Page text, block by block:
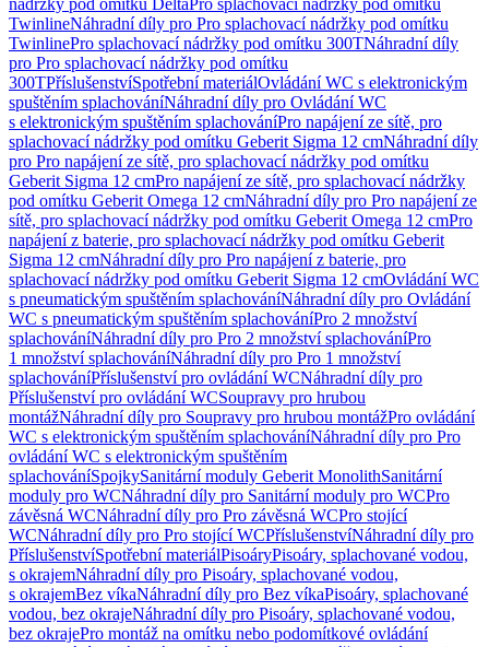
nádržky pod omítku DeltaPro splachovací nádržky pod omítku
TwinlineNáhradní díly pro Pro splachovací nádržky pod omítku
TwinlinePro splachovací nádržky pod omítku 300TNáhradní díly
pro Pro splachovací nádržky pod omítku
300TPříslušenstvíSpotřební materiálOvládání WC s elektronickým
spuštěním splachováníNáhradní díly pro Ovládání WC
s elektronickým spuštěním splachováníPro napájení ze sítě, pro
splachovací nádržky pod omítku Geberit Sigma 12 cmNáhradní díly
pro Pro napájení ze sítě, pro splachovací nádržky pod omítku
Geberit Sigma 12 cmPro napájení ze sítě, pro splachovací nádržky
pod omítku Geberit Omega 12 cmNáhradní díly pro Pro napájení ze
sítě, pro splachovací nádržky pod omítku Geberit Omega 12 cmPro
napájení z baterie, pro splachovací nádržky pod omítku Geberit
Sigma 12 cmNáhradní díly pro Pro napájení z baterie, pro
splachovací nádržky pod omítku Geberit Sigma 12 cmOvládání WC
s pneumatickým spuštěním splachováníNáhradní díly pro Ovládání
WC s pneumatickým spuštěním splachováníPro 2 množství
splachováníNáhradní díly pro Pro 2 množství splachováníPro
1 množství splachováníNáhradní díly pro Pro 1 množství
splachováníPříslušenství pro ovládání WCNáhradní díly pro
Příslušenství pro ovládání WCSoupravy pro hrubou
montážNáhradní díly pro Soupravy pro hrubou montážPro ovládání
WC s elektronickým spuštěním splachováníNáhradní díly pro Pro
ovládání WC s elektronickým spuštěním
splachováníSpojkySanitární moduly Geberit MonolithSanitární
moduly pro WCNáhradní díly pro Sanitární moduly pro WCPro
závěsná WCNáhradní díly pro Pro závěsná WCPro stojící
WCNáhradní díly pro Pro stojící WCPříslušenstvíNáhradní díly pro
PříslušenstvíSpotřební materiálPisoáryPisoáry, splachované vodou,
s okrajemNáhradní díly pro Pisoáry, splachované vodou,
s okrajemBez víkaNáhradní díly pro Bez víkaPisoáry, splachované
vodou, bez okrajeNáhradní díly pro Pisoáry, splachované vodou,
bez okrajePro montáž na omítku nebo podomítkové ovládání